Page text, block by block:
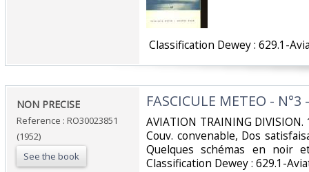
Classification Dewey : 629.1-
‎NON PRECISE‎
Reference : RO30023851
(1952)
See the book
‎FASCICULE METEO -
‎AVIATION TRAINING
Couv. convenable, Dos
Quelques schémas en noir
Classification Dewey : 629.1-